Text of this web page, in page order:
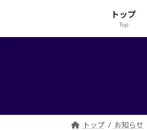
テ
ゲ
トップ
Top
トップ お知らせ